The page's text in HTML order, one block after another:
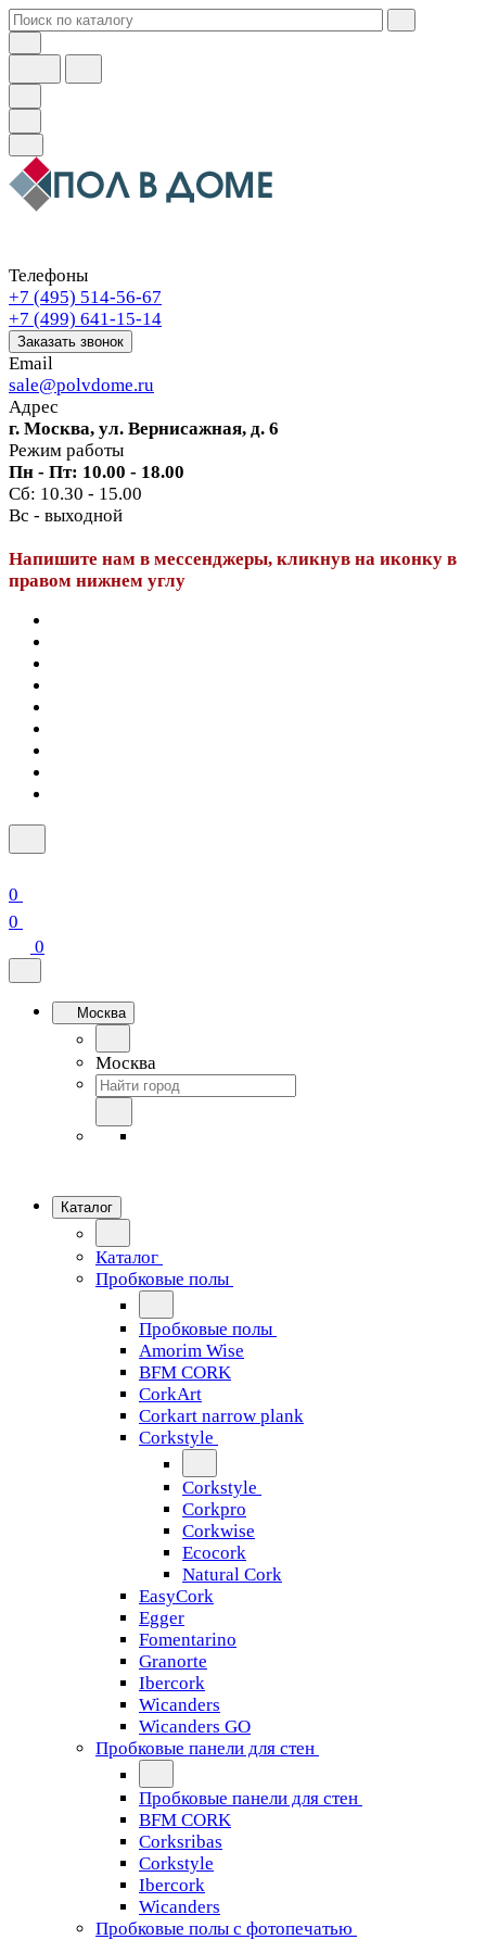
Телефоны
+7 (495) 514-56-67
+7 (499) 641-15-14
Заказать звонок
Email
sale@polvdome.ru
Адрес
г. Москва, ул. Вернисажная, д. 6
Режим работы
Пн - Пт: 10.00 - 18.00
Сб: 10.30 - 15.00
Вс - выходной
Напишите нам в мессенджеры, кликнув на иконку в
правом нижнем углу
0
0
0
Москва
Москва
Каталог
Каталог
Пробковые полы
Пробковые полы
Amorim Wise
BFM CORK
CorkArt
Corkart narrow plank
Corkstyle
Corkstyle
Corkpro
Corkwise
Ecocork
Natural Cork
EasyCork
Egger
Fomentarino
Granorte
Ibercork
Wicanders
Wicanders GO
Пробковые панели для стен
Пробковые панели для стен
BFM CORK
Corksribas
Corkstyle
Ibercork
Wicanders
Пробковые полы с фотопечатью